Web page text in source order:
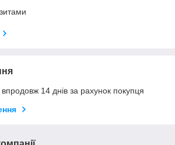
14 днів за рахунок покупця